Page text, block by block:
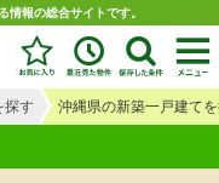
情報の総合サイトです。
探す 沖縄県の新築一戸建て